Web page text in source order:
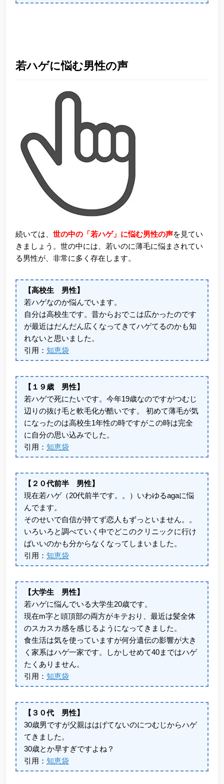
若ハゲに悩む男性の声
続いては、 世の中の「若ハゲ」に悩む男性の声を見てい
きましょう。世の中には、若いのに薄毛に悩まされてい
る男性が、非常に多く存在します。
【高校生 男性】
若ハゲなのか悩んでいます。
自分は高校生です。昔からおでこは広かったのです
が最近はだんだん広くなってきてハゲてるのかも知
れないと思いました。
引用： 知恵袋
【１９歳 男性】
若ハゲで死にたいです。今年19歳なのですがつむじ
辺りの抜け毛と軟毛化が酷いです。 初めて薄毛が気
になったのは高校生1年性の時ですがこの時は完全
に自分の思い込みでした。
引用： 知恵袋
【２０代前半 男性】
現在若ハゲ（20代前半です。。）いわゆるagaに悩
んでます。
そのせいで自信が持てず恋人もずっといません。。
いろいろと調べていく中でどこのクリニックに行け
ばいいのかも分からなくなってしまいました。
引用： 知恵袋
【大学生 男性】
若ハゲに悩んでいる大学生20歳です。
現在m字と頭頂部の両方がキテおり、最近は髪全体
のスカスカ感を感じるようになってきました。
食生活は気を使っていますが何分遺伝の影響が大き
く家系はハゲ一家です。しかしせめて40まではハゲ
たくありません。
引用： 知恵袋
【３０代 男性】
30歳男ですが父親ははげてないのにつむじからハゲ
てきました。
30歳とか早すぎですよね？
引用： 知恵袋